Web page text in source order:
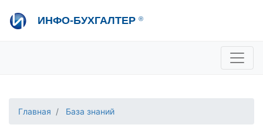
ИНФО-БУХГАЛТЕР ®
Отдел продаж
Консультации
Главная База знаний